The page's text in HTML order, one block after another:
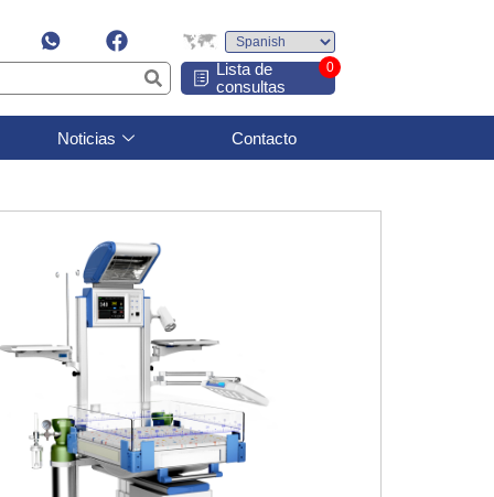
Lista de
consultas
0
Noticias Contacto